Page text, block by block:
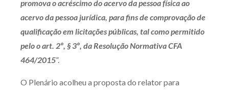
promova o acréscimo do acervo da pessoa física ao
acervo da pessoa jurídica, para fins de comprovação de
qualificação em licitações públicas, tal como permitido
pelo o art. 2º, § 3º, da Resolução Normativa CFA
464/2015”.
O Plenário acolheu a proposta do relator para